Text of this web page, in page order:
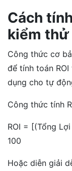
Cách
kiểm thử
Công thức cơ
để tính toán
dụng cho tự
Công thức tính
ROI = [(Tổng
100
Hoặc diễn giải